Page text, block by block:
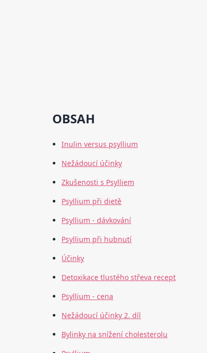
OBSAH
Inulin versus psyllium
Nežádoucí účinky
Zkušenosti s Psylliem
Psyllium při dietě
Psyllium - dávkování
Psyllium při hubnutí
Účinky
Detoxikace tlustého střeva recept
Psyllium - cena
Nežádoucí účinky 2. díl
Bylinky na snížení cholesterolu